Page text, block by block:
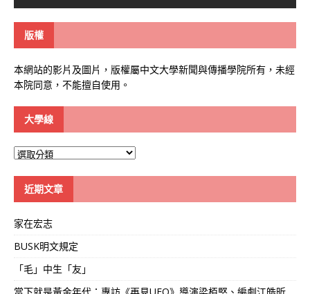
版權
本網站的影片及圖片，版權屬中文大學新聞與傳播學院所有，未經
本院同意，不能擅自使用。
大學線
大
近期文章
家在宏志
BUSK明文規定
「毛」中生「友」